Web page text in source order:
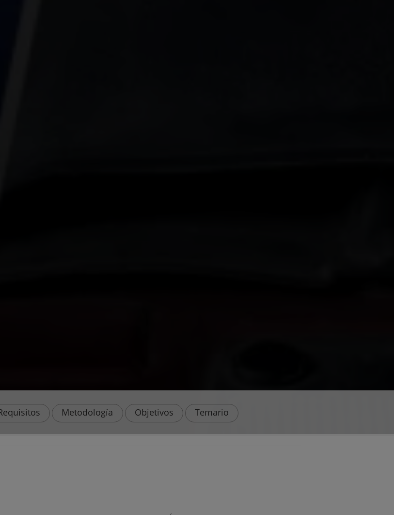
Metodología Objetivos Temario